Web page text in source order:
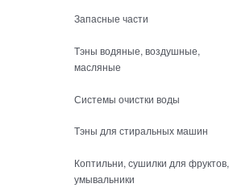
Запасные части
Тэны водяные, воздушные,
масляные
Системы очистки воды
Тэны для стиральных машин
Коптильни, сушилки для фруктов,
умывальники